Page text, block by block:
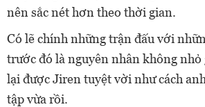
nên sắc nét hơn theo thời gian.
Có lẽ chính những trận đấu với
trước đó là nguyên nhân không nhỏ
lại được Jiren tuyệt vời như cách
tập vừa rồi.